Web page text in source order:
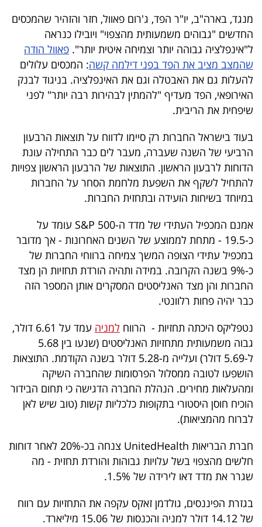
באייס
עקבו
אחרינו:
מנגד, בארה"ב, יו"ר הפד, ג'רום פאוול, חזר והזהיר שהמכסים
החדשים "גבוהים משמעותית מהצפוי" ויובילו כנראה
ל"אינפלציה גבוהה יותר וצמיחה איטית יותר". פאוול הודה
שהמצב מציב את הפד בפני דילמה קשה: המכסים עלולים
להעלות גם את האבטלה וגם את האינפלציה. בניגוד לבנק
האירופאי, הפד מעדיף "להמתין לבהירות רבה יותר" לפני
שיפחית את הריבית.
בעוד בישראל החברות רק סיימו לדווח על תוצאות הרבעון
הרביעי של השנה שעברה, מעבר לים כבר התחילה עונת
הדוחות לרבעון הראשון. התוצאות של הרבעון הראשון צפויות
להתחיל לשקף את השפעת מלחמת הסחר על החברות
במיוחד בשיחות הועידה ובתחזית החברות.
אמנם המכפיל העתידי של מדד ה-S&P 500 עומד על
כ-19.5 - מתחת לממוצע של השנים האחרונות - אך מדובר
במכפיל עתידי הצופה המשך צמיחה ברווחי החברות של
כ-9% בשנה הקרובה. במידה ותהיה הורדת תחזיות הן מצד
החברות והן מצד האנליסטים המסקרים אותן המספר הזה
כבר יהיה פחות רלוונטי.
נטפליקס היכתה תחזיות - הרווח למניה
עמד על 6.61 דולר,
גבוה משמעותית מתחזיות האנליסטים (שנעו בין 5.68
ל-5.69 דולר) ועלייה מ-5.28 דולר בשנה הקודמת. התוצאות
הושפעו לטובה ממסלול הפרסומות שהחברה השיקה
ומהעלאות מחירים. הנהלת החברה הדגישה כי תחום הבידור
הוכיח חוסן היסטורי בתקופות כלכליות קשות (טוב שיש לאן
לברוח מהמציאות).
חברת הבריאות UnitedHealth צנחה בכ-20% לאחר דוחות
חלשים מהצפוי בשל עלויות גבוהות והורדת תחזית - מה
שגרר את מדד דאו לירידה של 1.5%.
בגזרת הפיננסים, גולדמן זאקס עקפה את התחזיות עם רווח
של 14.12 דולר למניה והכנסות של 15.06 מיליארד.